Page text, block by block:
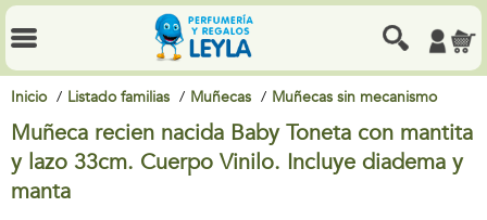
Inicio Listado familias Muñecas Muñecas sin mecanismo
Muñeca recien nacida Baby Toneta con mantita
y lazo 33cm. Cuerpo Vinilo. Incluye diadema y
manta